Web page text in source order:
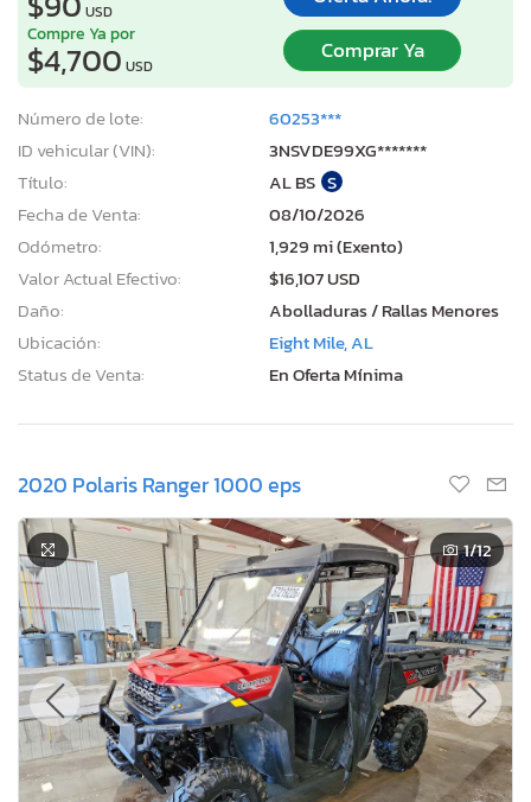
USD
Compre Ya por
$4,700 USD
Comprar Ya
Número de lote:
60253***
ID vehicular (VIN):
3NSVDE99XG*******
Título:
AL BS S
Fecha de Venta:
08/10/2026
Odómetro:
1,929 mi (Exento)
Valor Actual Efectivo:
$16,107 USD
Daño:
Abolladuras / Rallas Menores
Ubicación:
Eight Mile, AL
Status de Venta:
En Oferta Mínima
2020 Polaris Ranger 1000 eps
1/12